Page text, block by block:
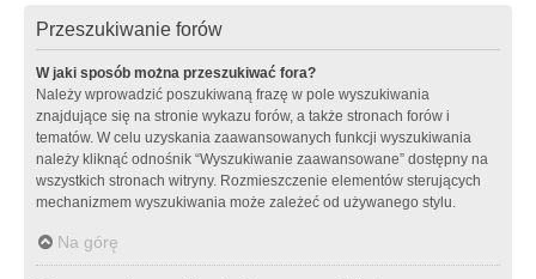
Przeszukiwanie forów
W jaki sposób można przeszukiwać fora?
Należy wprowadzić poszukiwaną frazę w pole wyszukiwania
znajdujące się na stronie wykazu forów, a także stronach forów i
tematów. W celu uzyskania zaawansowanych funkcji wyszukiwania
należy kliknąć odnośnik “Wyszukiwanie zaawansowane” dostępny na
wszystkich stronach witryny. Rozmieszczenie elementów sterujących
mechanizmem wyszukiwania może zależeć od używanego stylu.
Na górę